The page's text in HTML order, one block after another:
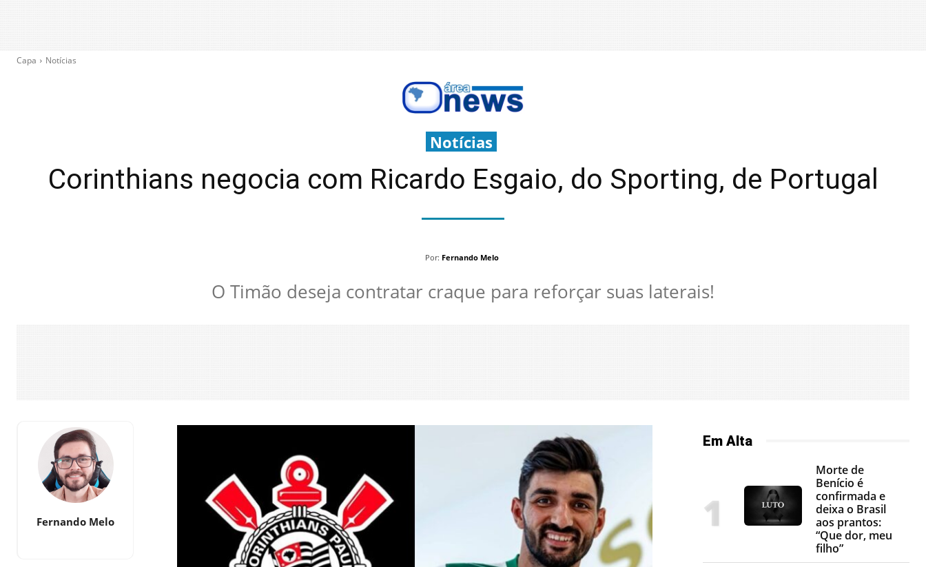
Capa Notícias
Notícias
Corinthians negocia com Ricardo Esgaio, do Sporting, de Portugal
Por: Fernando Melo
O Timão deseja contratar craque para reforçar suas laterais!
Fernando Melo
Em Alta
Morte de
Benício é
confirmada e
deixa o Brasil
aos prantos:
“Que dor, meu
filho”